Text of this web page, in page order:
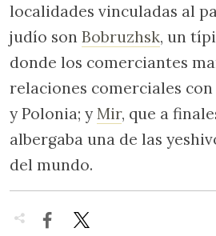
localidades vinculadas al
judío son Bobruzhsk, un
donde los comerciantes
relaciones comerciales con
y Polonia; y Mir, que a
albergaba una de las
del mundo.
 